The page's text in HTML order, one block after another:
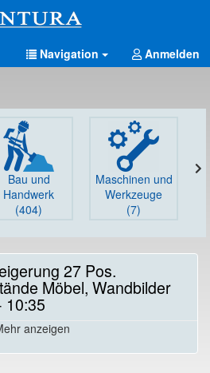
Navigation Anmelden
Bau und
Handwerk
(404)
Maschinen und
Werkzeuge
(7)
27 Pos.
Möbel, Wandbilder
10:35
anzeigen